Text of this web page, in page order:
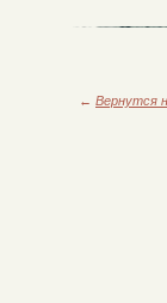
← Вернутся